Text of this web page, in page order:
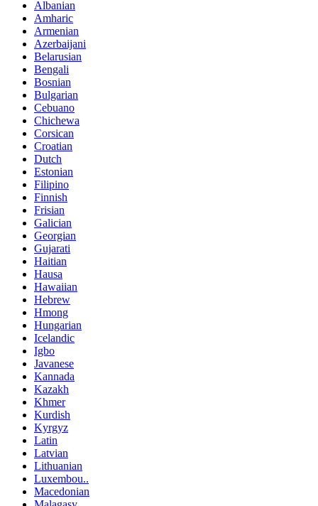
Albanian
Amharic
Armenian
Azerbaijani
Belarusian
Bengali
Bosnian
Bulgarian
Cebuano
Chichewa
Corsican
Croatian
Dutch
Estonian
Filipino
Finnish
Frisian
Galician
Georgian
Gujarati
Haitian
Hausa
Hawaiian
Hebrew
Hmong
Hungarian
Icelandic
Igbo
Javanese
Kannada
Kazakh
Khmer
Kurdish
Kyrgyz
Latin
Latvian
Lithuanian
Luxembou..
Macedonian